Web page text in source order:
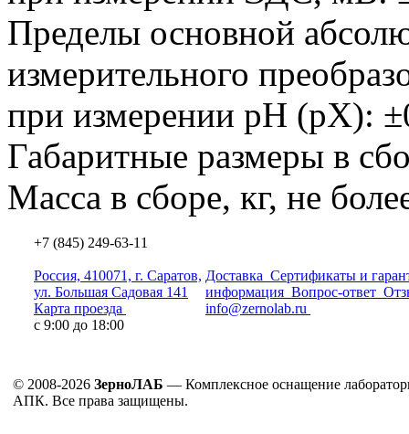
Пределы основной
измерительного
при измерении рН (рХ):
Габаритные размеры в
Масса в сборе, кг, не
+7 (845) 249-63-11
Россия, 410071, г. Саратов,
ул. Большая Садовая 141
Карта проезда
с 9:00 до 18:00
Доставка Сертификаты и
информация Вопрос-ответ
info@zernolab.ru
© 2008-2026 ЗерноЛАБ — Комплексное оснащение
АПК. Все права защищены.